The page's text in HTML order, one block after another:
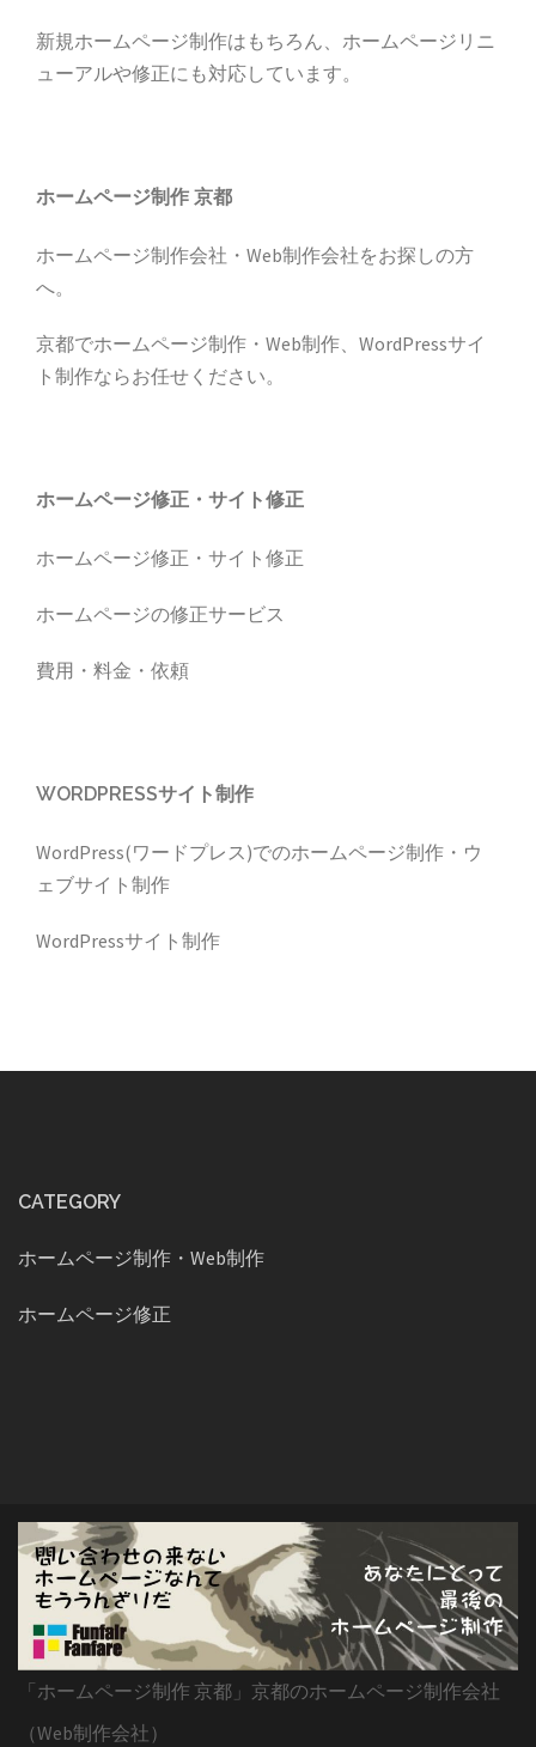
新規ホームページ制作はもちろん、ホームページリニ
ューアルや修正にも対応しています。
ホームページ制作 京都
ホームページ制作会社・Web制作会社をお探しの方
へ。
京都でホームページ制作・Web制作、WordPressサイ
ト制作ならお任せください。
ホームページ修正・サイト修正
ホームページ修正・サイト修正
ホームページの修正サービス
費用・料金・依頼
WORDPRESSサイト制作
WordPress(ワードプレス)でのホームページ制作・ウ
ェブサイト制作
WordPressサイト制作
CATEGORY
ホームページ制作・Web制作
ホームページ修正
「ホームページ制作 京都」京都のホームページ制作会社
（Web制作会社）